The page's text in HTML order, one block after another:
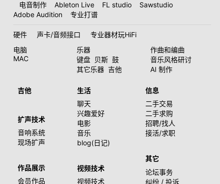
电音制作
Ableton Live FL studio
Sawstudio
Adobe Audition
专业打谱
硬件 声卡/音频接口
专业器材玩HiFi
电脑
MAC
乐器
键盘 贝斯 鼓
其它乐器 吉他
作曲和编曲
音乐风格研讨
AI 制作
吉他
扩声技术
音响系统
现场扩声
作品展示
会员作品
生活
聊天
兴趣爱好
电影
音乐
blog(日记)
视频技术
视频技术
信息
二手交易
二手求购
招聘/找人
接活/求职
其它
论坛事务
纠纷 / 投诉